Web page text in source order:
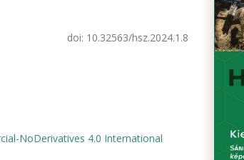
doi: 10.32563/hsz.2024.1.8
NoDerivatives 4.0 International